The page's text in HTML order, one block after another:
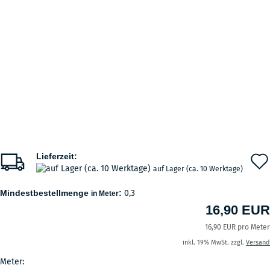
Lieferzeit:
auf Lager (ca. 10 Werktage)
Mindestbestellmenge in Meter: 0,3
16,90 EUR
16,90 EUR pro Meter
inkl. 19% MwSt. zzgl. Versand
Meter: